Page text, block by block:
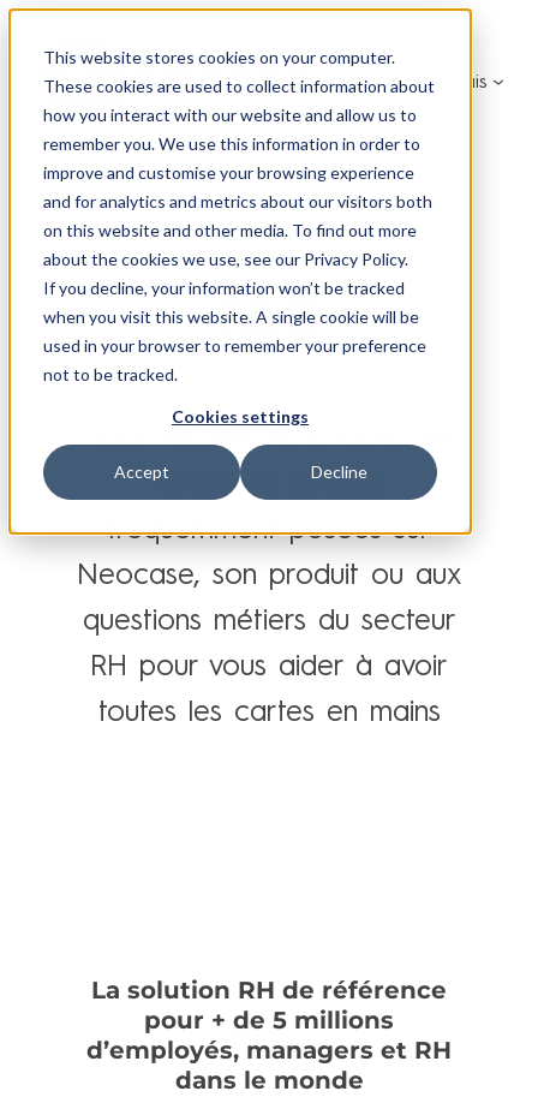
This website stores cookies on your computer.
These cookies are used to collect information about
how you interact with our website and allow us to
remember you. We use this information in order to
improve and customise your browsing experience
and for analytics and metrics about our visitors both
on this website and other media. To find out more
about the cookies we use, see our Privacy Policy.
If you decline, your information won’t be tracked
when you visit this website. A single cookie will be
used in your browser to remember your preference
not to be tracked.
Cookies settings
Accept Decline
contenu
Français
FAQ
Nous répondons à toutes les
questions les plus
fréquemment posées sur
Neocase, son produit ou aux
questions métiers du secteur
RH pour vous aider à avoir
toutes les cartes en mains
La solution RH de référence
pour + de 5 millions
d’employés, managers et RH
dans le monde